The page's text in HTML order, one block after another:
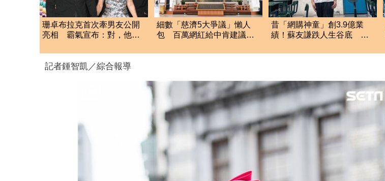
珊卓布拉克首次牽男友公開
亮相 霸氣宣布：對，他是
細數「慈濟5大爭議」懶人
包 百萬網紅給中肯建議：
昔「網購神童」創3.9億業
績！蘇友謙跌人生谷底 日
記者鍾智凱／綜合報導